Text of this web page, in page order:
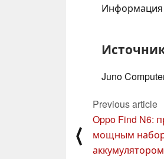
Информация
Juno
⟨
Previous article
Oppo Find N6:
мощным
аккумулятором